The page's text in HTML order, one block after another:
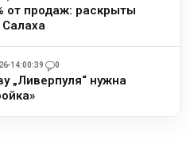
от продаж: раскрыты
Салаха
14:00:39 0
„Ливерпуля“ нужна